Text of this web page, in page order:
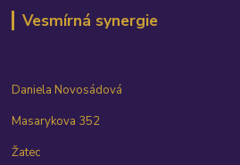
Vesmírná synergie
Daniela Novosádová
Masarykova 352
Žatec